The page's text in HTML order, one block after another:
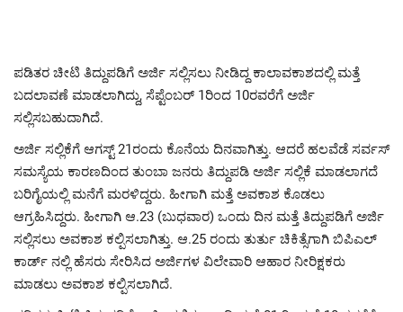
ಪಡಿತರ ಚೀಟಿ ತಿದ್ದುಪಡಿಗೆ ಅರ್ಜಿ ಸಲ್ಲಿಸಲು ನೀಡಿದ್ದ ಕಾಲಾವಕಾಶದಲ್ಲಿ ಮತ್ತೆ
ಬದಲಾವಣೆ ಮಾಡಲಾಗಿದ್ದು, ಸೆಪ್ಟೆಂಬರ್ 1ರಿಂದ 10ರವರೆಗೆ ಅರ್ಜಿ
ಸಲ್ಲಿಸಬಹುದಾಗಿದೆ.
ಅರ್ಜಿ ಸಲ್ಲಿಕೆಗೆ ಆಗಸ್ಟ್ 21ರಂದು ಕೊನೆಯ ದಿನವಾಗಿತ್ತು. ಆದರೆ ಹಲವೆಡೆ ಸರ್ವಸ್
ಸಮಸ್ಯೆಯ ಕಾರಣದಿಂದ ತುಂಬಾ ಜನರು ತಿದ್ದುಪಡಿ ಅರ್ಜಿ ಸಲ್ಲಿಕೆ ಮಾಡಲಾಗದೆ
ಬರಿಗೈಯಲ್ಲಿ ಮನೆಗೆ ಮರಳಿದ್ದರು. ಹೀಗಾಗಿ ಮತ್ತೆ ಅವಕಾಶ ಕೊಡಲು
ಆಗ್ರಹಿಸಿದ್ದರು. ಹೀಗಾಗಿ ಆ.23 (ಬುಧವಾರ) ಒಂದು ದಿನ ಮತ್ತೆ ತಿದ್ದುಪಡಿಗೆ ಅರ್ಜಿ
ಸಲ್ಲಿಸಲು ಅವಕಾಶ ಕಲ್ಪಿಸಲಾಗಿತ್ತು. ಆ.25 ರಂದು ತುರ್ತು ಚಿಕಿತ್ಸೆಗಾಗಿ ಬಿಪಿಎಲ್
ಕಾರ್ಡ್ ನಲ್ಲಿ ಹೆಸರು ಸೇರಿಸಿದ ಅರ್ಜಿಗಳ ವಿಲೇವಾರಿ ಆಹಾರ ನೀರಿಕ್ಷಕರು
ಮಾಡಲು ಅವಕಾಶ ಕಲ್ಪಿಸಲಾಗಿದೆ.